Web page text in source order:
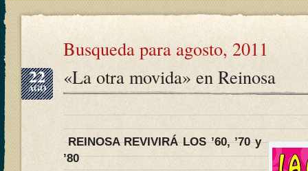
Busqueda para agosto, 2011
22
AGO «La otra movida» en Reinosa
REINOSA REVIVIRÁ LOS ’60, ’70 y
’80